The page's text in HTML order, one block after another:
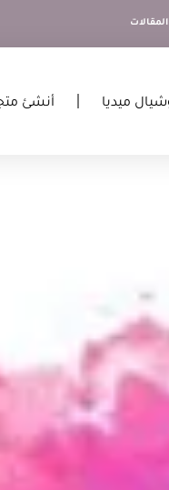
المقالات
ميديا أنشئ